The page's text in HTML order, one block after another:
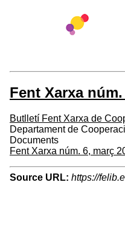
Fent Xarxa
Butlletí Fent Xarxa de
Departament de
Documents
Fent Xarxa núm. 6, març
Source URL: https://